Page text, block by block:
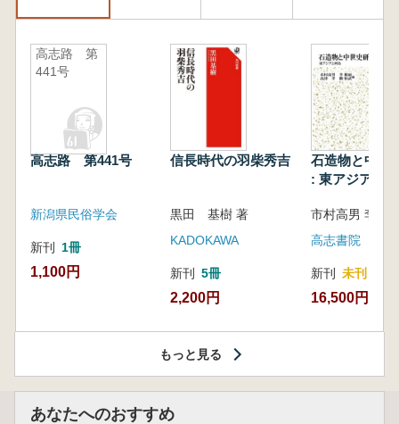
高志路 第
441号
高志路 第441号
新潟県民俗学会
新刊 1冊
1,100円
信長時代の羽柴秀吉
黒田 基樹 著
KADOKAWA
新刊 5冊
2,200円
石造物と中世
: 東アジアと
高志書院
新刊 未刊
16,500円
もっと見る
あなたへのおすすめ